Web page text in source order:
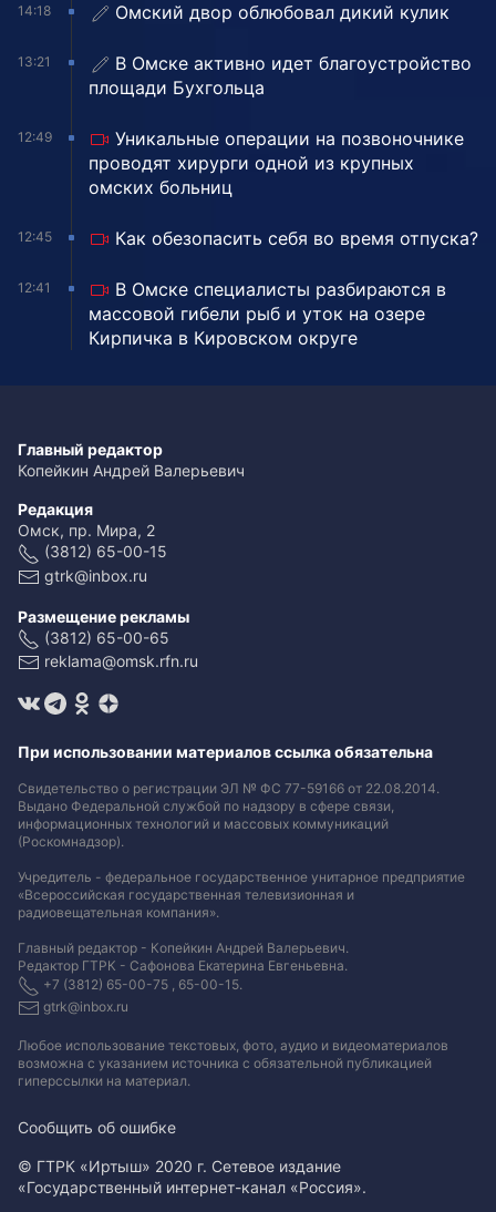
14:18 Омский двор облюбовал дикий кулик
13:21
В Омске активно идет благоустройство
площади Бухгольца
12:49
Уникальные операции на позвоночнике
проводят хирурги одной из крупных
омских больниц
12:45 Как обезопасить себя во время отпуска?
12:41
В Омске специалисты разбираются в
массовой гибели рыб и уток на озере
Кирпичка в Кировском округе
Главный редактор
Копейкин Андрей Валерьевич
Редакция
Омск, пр. Мира, 2
(3812) 65-00-15
gtrk@inbox.ru
Размещение рекламы
(3812) 65-00-65
reklama@omsk.rfn.ru
При использовании материалов ссылка обязательна
Свидетельство о регистрации ЭЛ № ФС 77-59166 от 22.08.2014.
Выдано Федеральной службой по надзору в сфере связи,
информационных технологий и массовых коммуникаций
(Роскомнадзор).
Учредитель - федеральное государственное унитарное предприятие
«Всероссийская государственная телевизионная и
радиовещательная компания».
Главный редактор - Копейкин Андрей Валерьевич.
Редактор ГТРК - Сафонова Екатерина Евгеньевна.
+7 (3812) 65-00-75 , 65-00-15.
gtrk@inbox.ru
Любое использование текстовых, фото, аудио и видеоматериалов
возможна с указанием источника с обязательной публикацией
гиперссылки на материал.
Сообщить об ошибке
© ГТРК «Иртыш» 2020 г. Сетевое издание
«Государственный интернет-канал «Россия».